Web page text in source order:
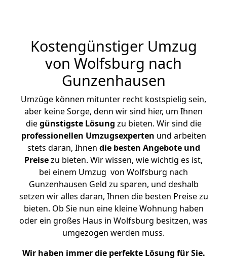
Kostengünstiger Umzug
von Wolfsburg nach
Gunzenhausen
Umzüge können mitunter recht kostspielig sein,
aber keine Sorge, denn wir sind hier, um Ihnen
diegünstigste Lösung zu bieten. Wir sind die
professionellen Umzugsexperten und arbeiten
stets daran, Ihnen die besten Angebote und
Preisezu bieten. Wir wissen, wie wichtig es ist,
bei einem Umzug von Wolfsburg nach
Gunzenhausen Geld zu sparen, und deshalb
setzen wir alles daran, Ihnen die besten Preise zu
bieten. Ob Sie nun eine kleine Wohnung haben
oder ein großes Haus in Wolfsburg besitzen, was
umgezogen werden muss.
Wir haben immer die perfekte Lösung für Sie.